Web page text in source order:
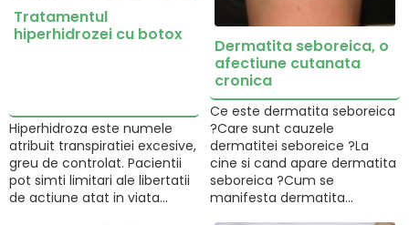
Tratamentul
hiperhidrozei cu botox
Hiperhidroza este numele
atribuit transpiratiei excesive,
greu de controlat. Pacientii
pot simti limitari ale libertatii
de actiune atat in viata…
Dermatita seboreica, o
afectiune cutanata
cronica
Ce este dermatita seboreica
?Care sunt cauzele
dermatitei seboreice ?La
cine si cand apare dermatita
seboreica ?Cum se
manifesta dermatita…